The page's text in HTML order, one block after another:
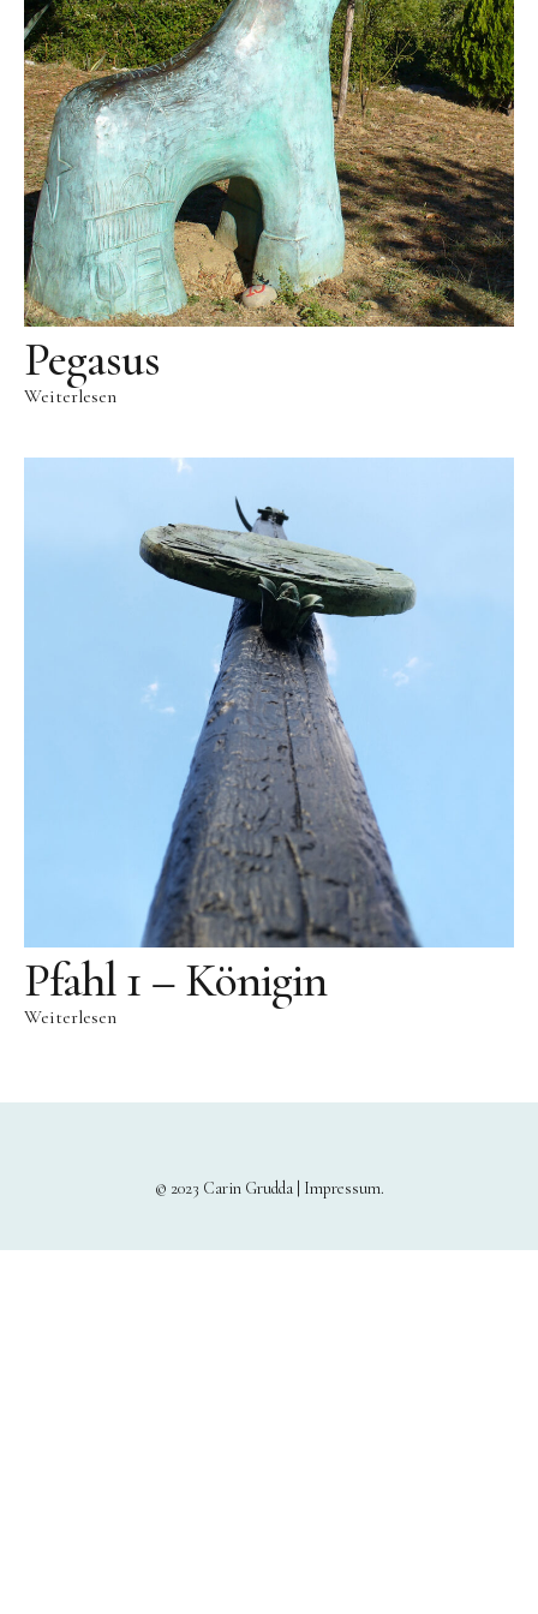
Literatur
Kontakt
Kontakt
Wegbeschreibung
Impressum
Datenschutz
Pegasus
Weiterlesen
Pfahl 1 – Königin
Weiterlesen
© 2023 Carin Grudda | Impressum